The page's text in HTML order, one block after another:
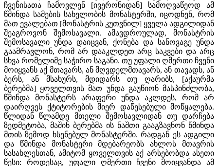
ჩვენისათა ჩამოვლენ [ივერონიდან] სამოღვაწეოდ ამ
წმინდა სამების სახელობის მონასტერში, იცოდნენ, რომ
მათ ევალებათ [მონასტრის კუთვნილ] ყველა ადგილიდან
შეაგროვონ შემოსავალი. ამავდროულად, მონასტრის
შემოსავალი უნდა დაიცვან, ქონება და სანოვაგე უნდა
გაამრავლონ, რომ არ დააკლდეთ არც საკვები და არც
სხვა რომელიმე საჭირო საგანი. თუ უფალი ღმერთი ჩვენი
მოიყვანს აქ მთავარს, ან მღვდელმთავარს, ან თავადს, ან
ბერს, ან მსახურს, მდიდარს თუ ღარიბს, [აქაურმა
ბერებმა] ყოველთვის მათ უნდა გაუწიონ მასპინძლობა,
წმინდა მონასტერს არაფერი უნდა აკლდეს, რომ არ
დაირღვეს ქტიტორების მიერ დაწესებული მოწყალება.
წლიდან წლამდე მთელი შემოსავლიდან თუ დარჩება
ზედმეტობა, მაშინ ბერებმა ის ნაშთი გააგზავნონ წმინდა
მთის ზემოდ ხსენებულ მონასტერში. რადგან ეს ადგილი
და წმინდა მონასტერი მდებარეობს ახლოს მთავრის
სასახლესთან, ამიტომ ყოველთვის აქ არსებობდა ასეთი
წესი: როდესაც, უფალი ღმერთი ჩვენი მოიყვანდა ამ